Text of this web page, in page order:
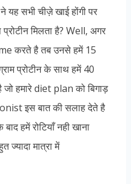
यह सभी चीज़े खाई होंगी पर
मिलता है? Well, अगर
करते है तब उनसे हमें 15
प्रोटीन के साथ हमें 40
हमारे diet plan को बिगाड़
इस बात की सलाह देते है
हमें रोटियाँ नही खाना
ज्यादा मात्रा में